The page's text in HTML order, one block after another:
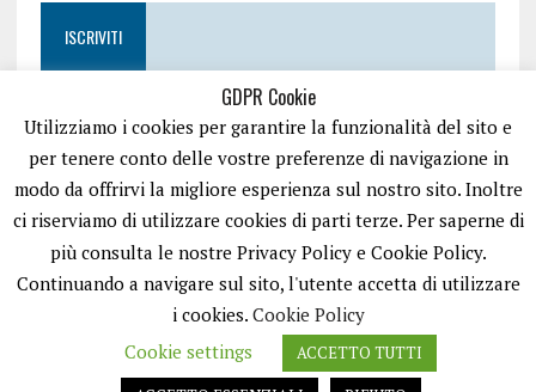
ISCRIVITI
EASYNEWS24 È UN PORTALE GESTITO DA FRANCESCO TV - PARTITA IVA
GDPR Cookie
Utilizziamo i cookies per garantire la funzionalità del sito e
per tenere conto delle vostre preferenze di navigazione in
modo da offrirvi la migliore esperienza sul nostro sito. Inoltre
ci riserviamo di utilizzare cookies di parti terze. Per saperne di
più consulta le nostre Privacy Policy e Cookie Policy.
Continuando a navigare sul sito, l'utente accetta di utilizzare
i cookies. Cookie Policy
Cookie settings
ACCETTO TUTTI